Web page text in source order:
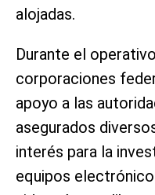
alojadas.
Durante el
corporaciones
apoyo a las
asegurados
interés para la
equipos